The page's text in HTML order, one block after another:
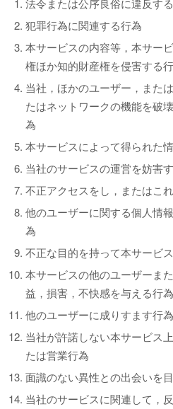
法令または公序良俗に違反す
犯罪行為に関連する行為
本サービスの内容等，本サー
権ほか知的財産権を侵害する
当社，ほかのユーザー，また
たはネットワークの機能を破
為
本サービスによって得られた
当社のサービスの運営を妨害
不正アクセスをし，またはこ
他のユーザーに関する個人情
為
不正な目的を持って本サービ
本サービスの他のユーザーま
益，損害，不快感を与える行為
他のユーザーに成りすます行為
当社が許諾しない本サービス
たは営業行為
面識のない異性との出会いを
当社のサービスに関連して，